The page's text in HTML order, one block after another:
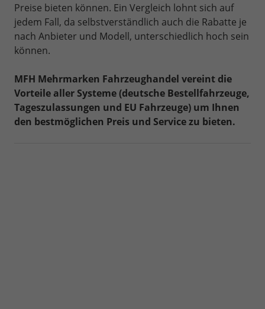
Preise bieten können. Ein Vergleich lohnt sich auf
jedem Fall, da selbstverständlich auch die Rabatte je
nach Anbieter und Modell, unterschiedlich hoch sein
können.
MFH Mehrmarken Fahrzeughandel vereint die
Vorteile aller Systeme (deutsche Bestellfahrzeuge,
Tageszulassungen und EU Fahrzeuge) um Ihnen
den bestmöglichen Preis und Service zu bieten.